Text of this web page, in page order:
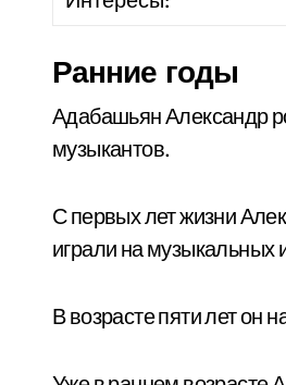
Ранние годы
Адабашьян Александр
музыкантов.
С первых лет жизни
играли на музыкальных
В возрасте пяти лет он